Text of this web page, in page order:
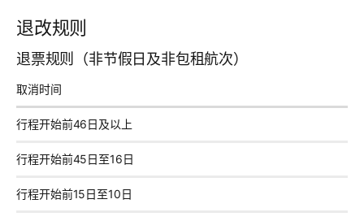
退改规则
退票规则（非节假日及非包租航次）
取消时间
行程开始前46日及以上
行程开始前45日至16日
行程开始前15日至10日